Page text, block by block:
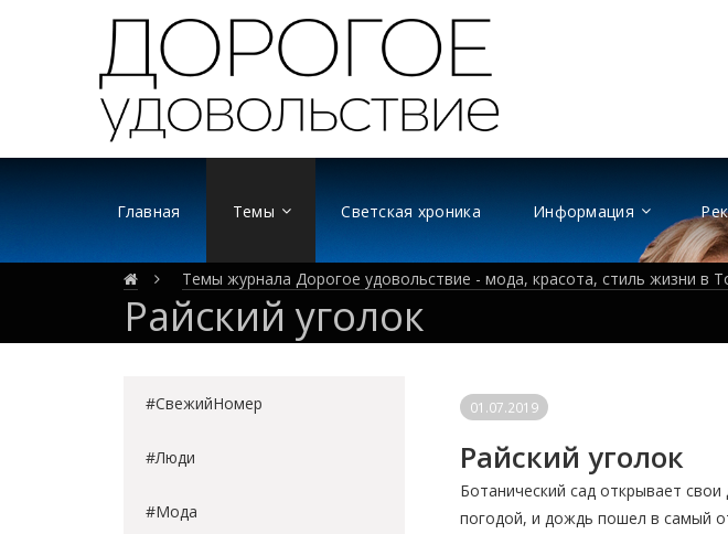
Главная Темы Светская хроника Информация
Темы журнала Дорогое удовольствие - мода, красота, стиль жизни в
Райский уголок
#СвежийНомер
#Люди
#Мода
01.07.2019
Райский уголок
Ботанический сад открывает
погодой, и дождь пошел в самый